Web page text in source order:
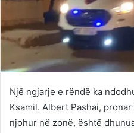
Një ngjarje e rëndë ka
Ksamil. Albert Pashai,
njohur në zonë, është